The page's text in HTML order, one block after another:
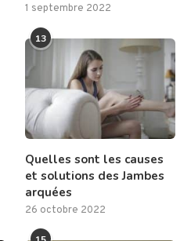
1 septembre 2022
13
Quelles sont les causes
et solutions des Jambes
arquées
26 octobre 2022